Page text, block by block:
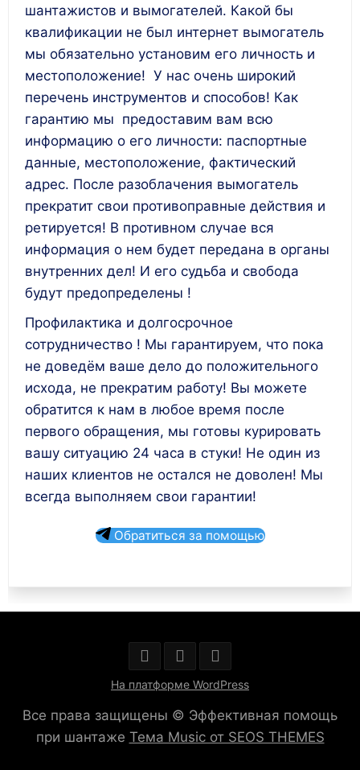
шантажистов и вымогателей. Какой бы
квалификации не был интернет вымогатель
мы обязательно установим его личность и
местоположение! У нас очень широкий
перечень инструментов и способов! Как
гарантию мы предоставим вам всю
информацию о его личности: паспортные
данные, местоположение, фактический
адрес. После разоблачения вымогатель
прекратит свои противоправные действия и
ретируется! В противном случае вся
информация о нем будет передана в органы
внутренних дел! И его судьба и свобода
будут предопределены !
Профилактика и долгосрочное
сотрудничество ! Мы гарантируем, что пока
не доведём ваше дело до положительного
исхода, не прекратим работу! Вы можете
обратится к нам в любое время после
первого обращения, мы готовы курировать
вашу ситуацию 24 часа в стуки! Не один из
наших клиентов не остался не доволен! Мы
всегда выполняем свои гарантии!
Обратиться за помощью
На платформе WordPress
Все права защищены © Эффективная помощь
при шантаже Тема Music от SEOS THEMES